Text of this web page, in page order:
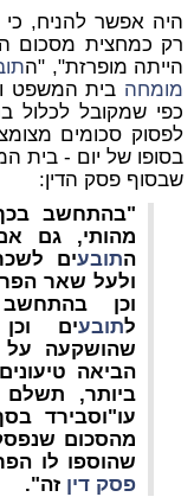
היה אפשר להניח,
רק כמחצית מסכום
הייתה מופרזת", "ה
מומחה בית המשפט
כפי שמקובל לכלול
לפסוק סכומים
שבסוף פסק הדין:
"בהתחשב
מהותי, גם
התובעים
ולעל שאר
וכן
לתובעים
שהושקעה על
הביאה
ביותר,
שהוספו לו
פסק דין זה".